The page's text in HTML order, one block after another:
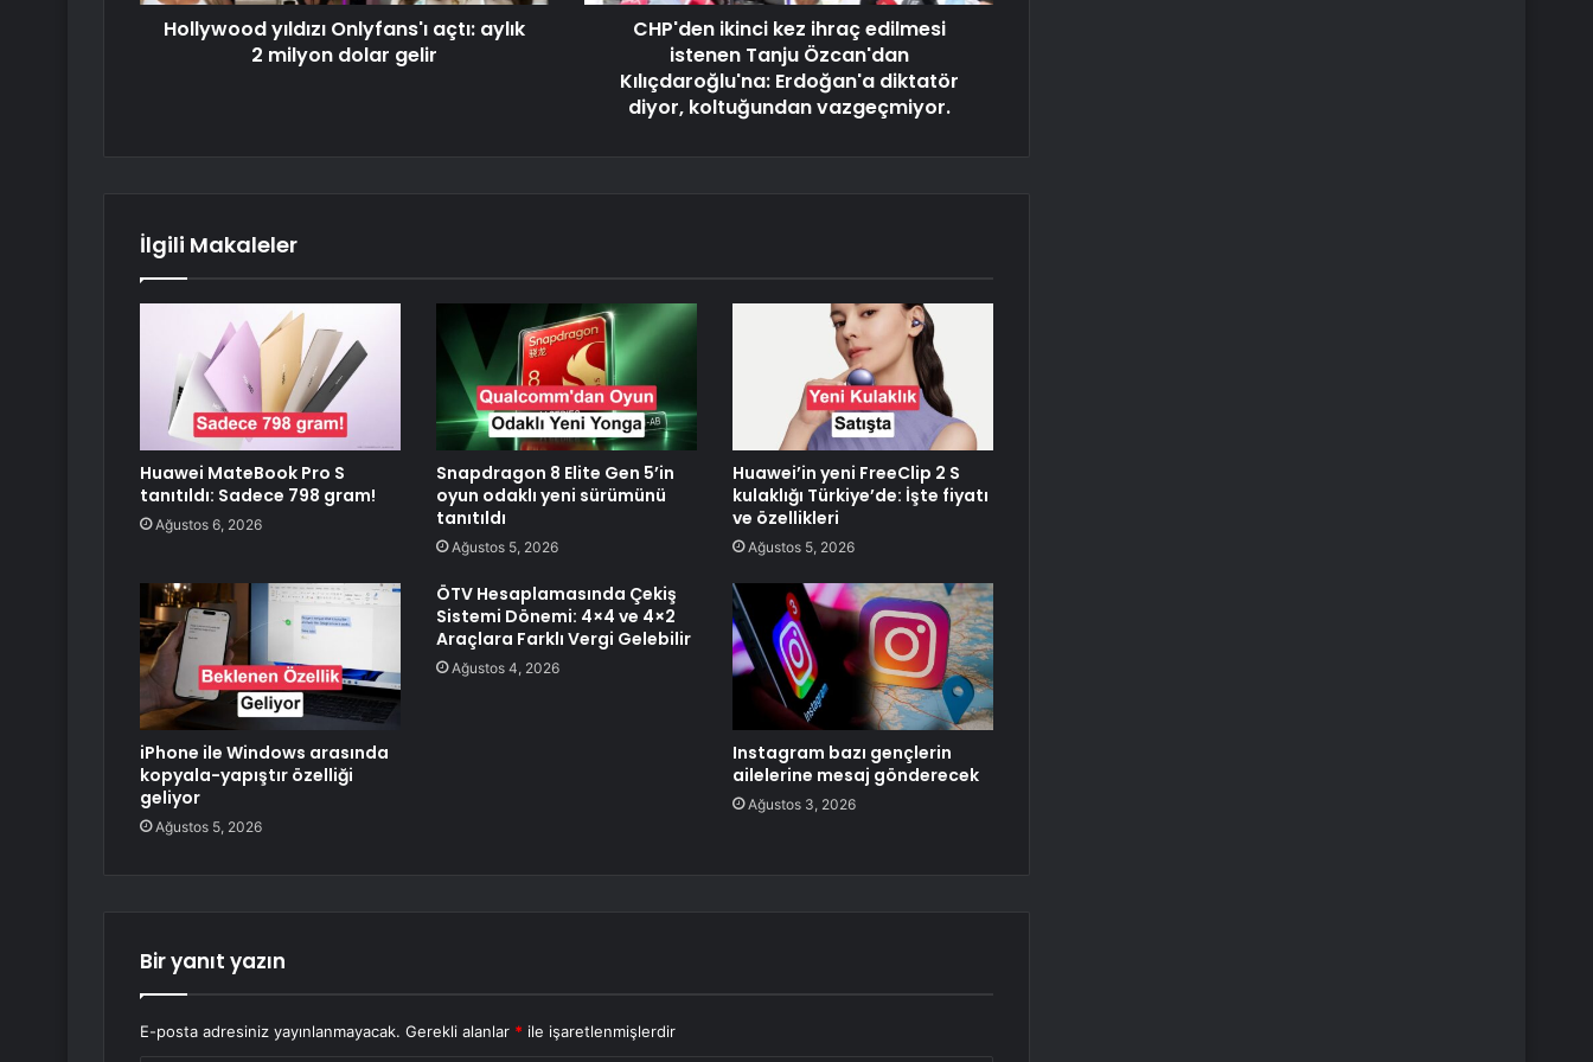
Hollywood yıldızı Onlyfans'ı açtı: aylık
2 milyon dolar gelir
CHP'den ikinci kez ihraç edilmesi
istenen Tanju Özcan'dan
Kılıçdaroğlu'na: Erdoğan'a diktatör
diyor, koltuğundan vazgeçmiyor.
İlgili Makaleler
Huawei MateBook Pro S
tanıtıldı: Sadece 798 gram!
Ağustos 6, 2026
Snapdragon 8 Elite Gen 5’in
oyun odaklı yeni sürümünü
tanıtıldı
Ağustos 5, 2026
Huawei’in yeni FreeClip 2 S
kulaklığı Türkiye’de: İşte fiyatı
ve özellikleri
Ağustos 5, 2026
iPhone ile Windows arasında
kopyala-yapıştır özelliği
geliyor
Ağustos 5, 2026
ÖTV Hesaplamasında Çekiş
Sistemi Dönemi: 4×4 ve 4×2
Araçlara Farklı Vergi Gelebilir
Ağustos 4, 2026
Instagram bazı gençlerin
ailelerine mesaj gönderecek
Ağustos 3, 2026
Bir yanıt yazın
E-posta adresiniz yayınlanmayacak. Gerekli alanlar * ile işaretlenmişlerdir